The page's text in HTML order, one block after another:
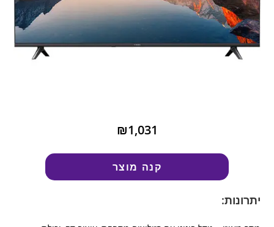
₪1,031
קנה מוצר
יתרונות: